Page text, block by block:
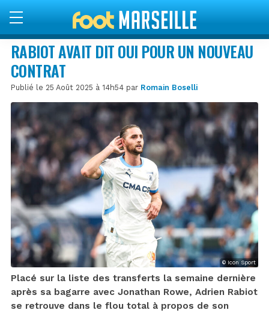
RABIOT AVAIT DIT OUI POUR UN NOUVEAU
CONTRAT
Publié le 25 Août 2025 à 14h54 par Romain Boselli
© Icon Sport
Placé sur la liste des transferts la semaine dernière
après sa bagarre avec Jonathan Rowe, Adrien Rabiot
se retrouve dans le flou total à propos de son